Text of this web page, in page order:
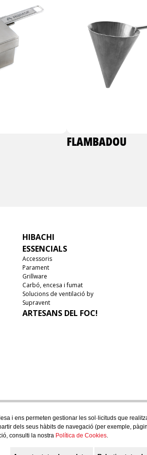
i ens permeten gestionar les sol·licituds que
dels seus hàbits de navegació (per exemple,
consulti la nostra Política de Cookies.
FLAMBADOU
HIBACHI
ESSENCIALS
Accessoris
Parament
Grillware
Carbó, encesa i fumat
Solucions de ventilació by
Supravent
ARTESANS DEL FOC!